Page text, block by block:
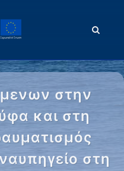
στην
και στη
στη